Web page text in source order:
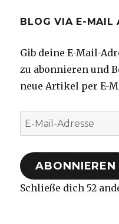
BLOG VIA E-MAIL
Gib deine E-Mail-
zu abonnieren und
neue Artikel per E-
E-
Mail-
Adresse
ABONNIEREN
Schließe dich 52